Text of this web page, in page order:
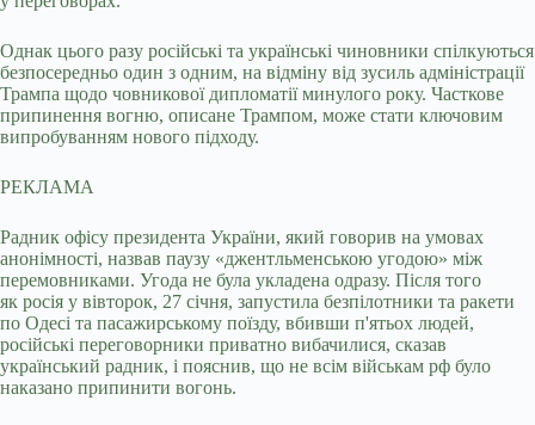
Однак цього разу російські та українські чиновники спілкуються
безпосередньо один з одним, на відміну від зусиль адміністрації
Трампа щодо човникової дипломатії минулого року. Часткове
припинення вогню, описане Трампом, може стати ключовим
випробуванням нового підходу.
РЕКЛАМА
Радник офісу президента України, який говорив на умовах
анонімності, назвав паузу «джентльменською угодою» між
перемовниками. Угода не була укладена одразу. Після того
як росія у вівторок, 27 січня, запустила безпілотники та ракети
по Одесі та пасажирському поїзду, вбивши п'ятьох людей,
російські переговорники приватно вибачилися, сказав
український радник, і пояснив, що не всім військам рф було
наказано припинити вогонь.